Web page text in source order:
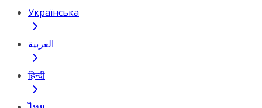
Українська
العربية
हिन्दी